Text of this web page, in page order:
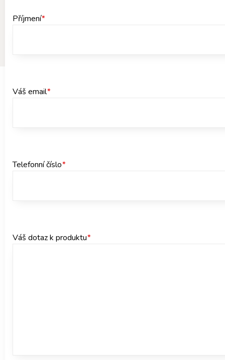
Příjmení*
Váš email*
Telefonní číslo*
Váš dotaz k produktu*